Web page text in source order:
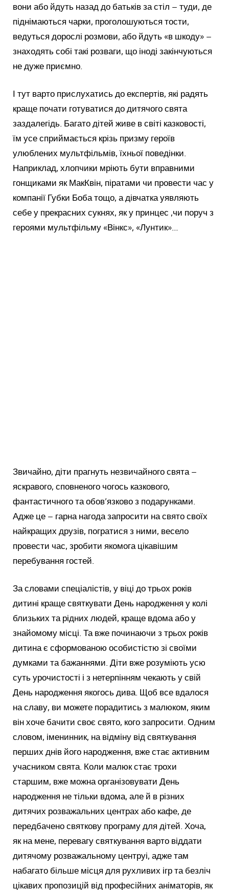
вони або йдуть назад до батьків за стіл – туди, де
піднімаються чарки, проголошуються тости,
ведуться дорослі розмови, або йдуть «в шкоду» –
знаходять собі такі розваги, що іноді закінчуються
не дуже приємно.
І тут варто прислухатись до експертів, які радять
краще почати готуватися до дитячого свята
заздалегідь. Багато дітей живе в світі казковості,
їм усе сприймається крізь призму героїв
улюблених мультфільмів, їхньої поведінки.
Наприклад, хлопчики мріють бути вправними
гонщиками як МакКвін, піратами чи провести час у
компанії Губки Боба тощо, а дівчатка уявляють
себе у прекрасних сукнях, як у принцес ,чи поруч з
героями мультфільму «Вінкс», «Лунтик»…
Звичайно, діти прагнуть незвичайного свята –
яскравого, сповненого чогось казкового,
фантастичного та обов’язково з подарунками.
Адже це – гарна нагода запросити на свято своїх
найкращих друзів, погратися з ними, весело
провести час, зробити якомога цікавішим
перебування гостей.
За словами спеціалістів, у віці до трьох років
дитині краще святкувати День народження у колі
близьких та рідних людей, краще вдома або у
знайомому місці. Та вже починаючи з трьох років
дитина є сформованою особистістю зі своїми
думками та бажаннями. Діти вже розуміють усю
суть урочистості і з нетерпінням чекають у свій
День народження якогось дива. Щоб все вдалося
на славу, ви можете порадитись з малюком, яким
він хоче бачити своє свято, кого запросити. Одним
словом, іменинник, на відміну від святкування
перших днів його народження, вже стає активним
учасником свята. Коли малюк стає трохи
старшим, вже можна організовувати День
народження не тільки вдома, але й в різних
дитячих розважальних центрах або кафе, де
передбачено святкову програму для дітей. Хоча,
як на мене, перевагу святкування варто віддати
дитячому розважальному центруі, адже там
набагато більше місця для рухливих ігр та безліч
цікавих пропозицій від професійних аніматорів, як